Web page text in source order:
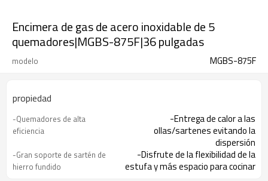
Encimera de gas de acero inoxidable de 5
quemadores|MGBS-875F|36 pulgadas
modelo MGBS-875F
propiedad
-Quemadores de alta
eficiencia
-Entrega de calor a las
ollas/sartenes evitando la
dispersión
-Gran soporte de sartén de
hierro fundido
-Disfrute de la flexibilidad de la
estufa y más espacio para cocinar